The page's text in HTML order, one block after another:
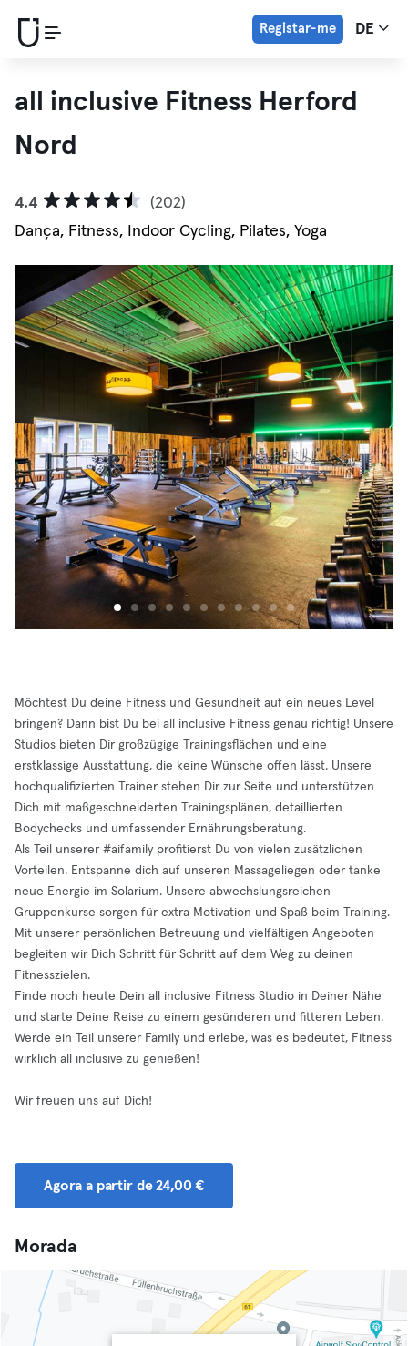
Registar-me DE
all inclusive Fitness Herford
Nord
4.4
(202)
Dança, Fitness, Indoor Cycling, Pilates, Yoga
Möchtest Du deine Fitness und Gesundheit auf ein neues Level
bringen? Dann bist Du bei all inclusive Fitness genau richtig! Unsere
Studios bieten Dir großzügige Trainingsflächen und eine
erstklassige Ausstattung, die keine Wünsche offen lässt. Unsere
hochqualifizierten Trainer stehen Dir zur Seite und unterstützen
Dich mit maßgeschneiderten Trainingsplänen, detaillierten
Bodychecks und umfassender Ernährungsberatung.
Als Teil unserer #aifamily profitierst Du von vielen zusätzlichen
Vorteilen. Entspanne dich auf unseren Massageliegen oder tanke
neue Energie im Solarium. Unsere abwechslungsreichen
Gruppenkurse sorgen für extra Motivation und Spaß beim Training.
Mit unserer persönlichen Betreuung und vielfältigen Angeboten
begleiten wir Dich Schritt für Schritt auf dem Weg zu deinen
Fitnesszielen.
Finde noch heute Dein all inclusive Fitness Studio in Deiner Nähe
und starte Deine Reise zu einem gesünderen und fitteren Leben.
Werde ein Teil unserer Family und erlebe, was es bedeutet, Fitness
wirklich all inclusive zu genießen!
Wir freuen uns auf Dich!
Agora a partir de 24,00 €
Morada